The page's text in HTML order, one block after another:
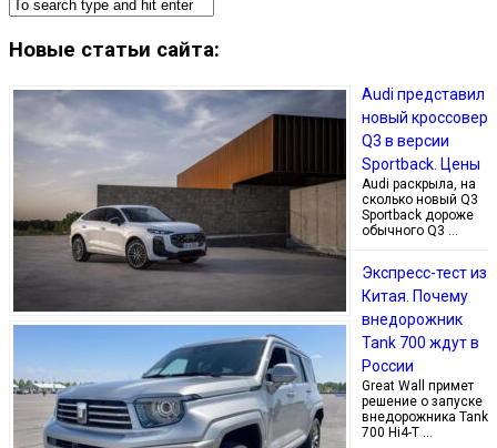
Новые статьи сайта:
Audi представил
новый кроссовер
Q3 в версии
Sportback. Цены
Audi раскрыла, на
сколько новый Q3
Sportback дороже
обычного Q3 …
Экспресс-тест из
Китая. Почему
внедорожник
Tank 700 ждут в
России
Great Wall примет
решение о запуске
внедорожника Tank
700 Hi4-T …